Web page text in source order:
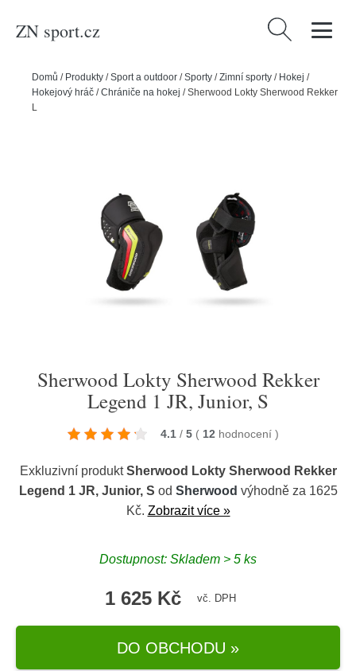
ZN sport.cz Vyhledávání
Domů / Produkty /Sport a outdoor /Sporty /Zimní sporty / Hokej /
Hokejový hráč /Chrániče na hokej /Sherwood Lokty Sherwood Rekker
Legend 1 JR, Junior, S
Sherwood Lokty Sherwood Rekker
Legend 1 JR, Junior, S
4.1 / 5 ( 12 hodnocení )
Exkluzivní produktSherwood Lokty Sherwood Rekker
Legend 1 JR, Junior, S od Sherwood výhodně za 1625
Kč. Zobrazit více »
Dostupnost: Skladem > 5 ks
1 625 Kč vč. DPH
DO OBCHODU »